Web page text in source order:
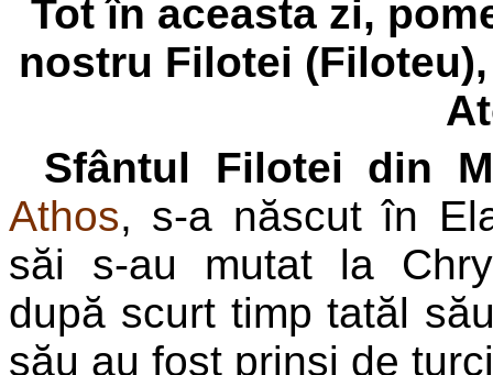
Tot în aceasta zi,
nostru Filotei
Sfântul Filotei din
Athos, s-a născut în
săi s-au mutat la
după scurt timp tatăl
său au fost prinşi de